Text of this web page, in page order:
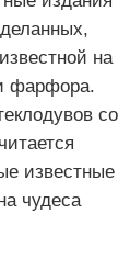
на
фарфора.
со
известные
чудеса